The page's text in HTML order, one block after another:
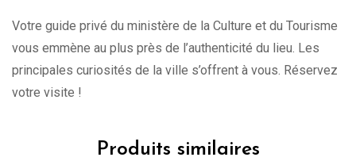
Votre guide privé du ministère de la Culture et du Tourisme
vous emmène au plus près de l’authenticité du lieu. Les
principales curiosités de la ville s’offrent à vous. Réservez
votre visite !
Produits similaires